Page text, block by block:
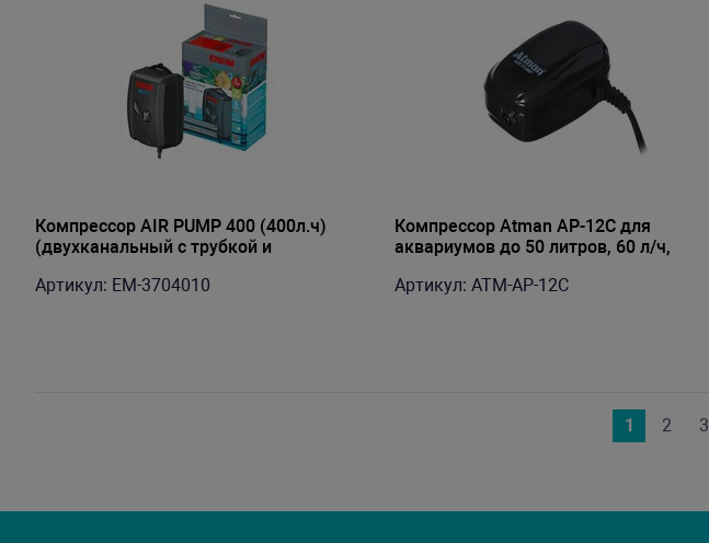
Компрессор AIR PUMP 400 (400л.ч)
(двухканальный с трубкой и
Артикул: EM-3704010
Компрессор Atman AP-12C для
аквариумов до 50 литров, 60 л/ч,
Артикул: ATM-AP-12C
1 2 3